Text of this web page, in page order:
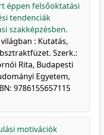
éppen felsőoktatási
tendenciák
szakképzésben.
: Kutatás,
Szerk.:
Rita, Budapesti
Egyetem,
9786155657115
motivációk